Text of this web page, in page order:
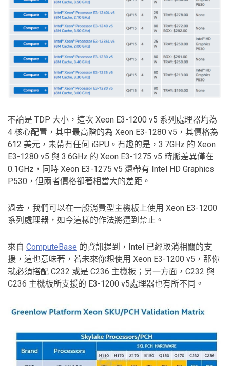
不論是 TDP 大小，這次 Xeon E3-1200 v5 系列處理器均為
4 核心配置，其中最高階的為 Xeon E3-1280 v5，其價格為
612 美元，未帶有任何 iGPU。有趣的是，3.7GHz 的 Xeon
E3-1280 v5 與 3.6GHz 的 Xeon E3-1275 v5 時脈差異僅在
0.1GHz，同時 Xeon E3-1275 v5 還帶有 Intel HD Graphics
P530，但兩者價格卻著相當大的差距。
過去，我們可以在一般消費型主機板上使用 Xeon E3-1200
系列處理器，如今這樣的作法將遭到禁止。
來自 ComputeBase 的資訊提到，Intel 已經取消相關的支
援，這也意味著，若未來你想使用 Xeon E3-1200 v5，那你
就必須搭配 C232 或是 C236 主機板；另一方面，C232 與
C236 主機板所支援的 E3-1200 v5處理器也有所不同。